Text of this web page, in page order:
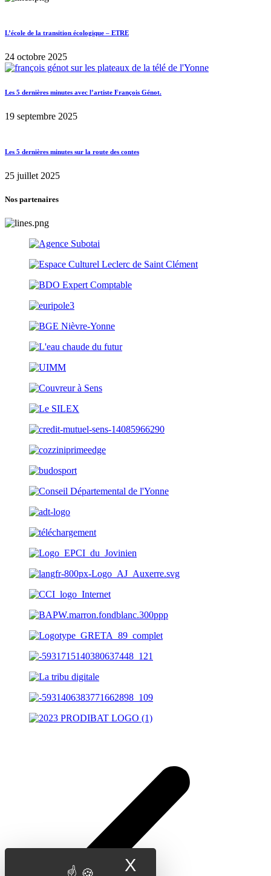
X
L’école de la transition écologique – ETRE
24 octobre 2025
Les 5 dernières minutes avec l’artiste François Génot.
19 septembre 2025
Les 5 dernières minutes sur la route des contes
25 juillet 2025
Nos partenaires